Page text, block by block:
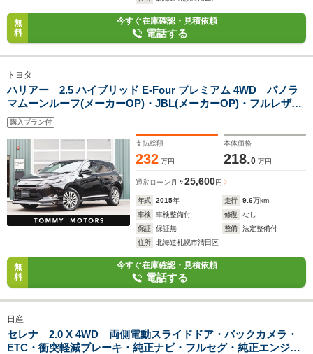
無
料
今すぐ在庫確認・見積依頼
電話する
トヨタ
ハリアー 2.5 ハイブリッド E-Four プレミアム 4WD パノラ
マムーンルーフ(メーカーOP)・JBL(メーカーOP)・フルレザー
シート(メーカーOP)・モデリスタフロントエアロ・シートヒー
ター・バックカメラ・LEDヘッドライト
購入プラン付
支払総額
232 万円
本体価格
218.0 万円
通常ローン 月々25,600円
年式 2015年 走行 9.6万km
車検
車検整備付 修復
なし
保証
保証無 整備
法定整備付
住所
北海道札幌市清田区
無
料
今すぐ在庫確認・見積依頼
電話する
日産
セレナ 2.0 X 4WD 両側電動スライドドア・バックカメラ・
ETC・衝突軽減ブレーキ・純正ナビ・フルセグ・純正エンジン